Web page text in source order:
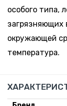
особого типа,
загрязняющих
окружающей
температура.